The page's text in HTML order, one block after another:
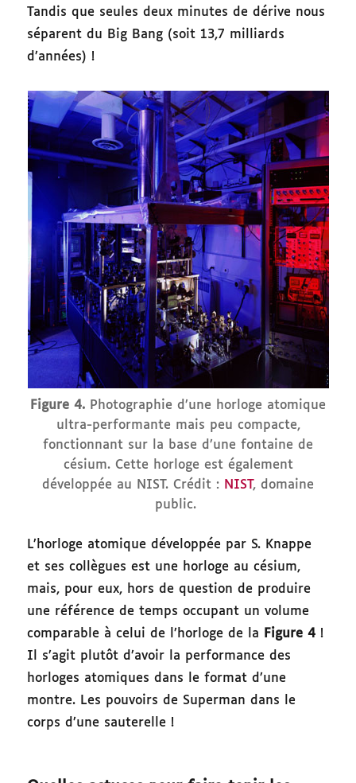
Tandis que seules deux minutes de dérive nous
séparent du Big Bang (soit 13,7 milliards
d’années) !
Figure 4. Photographie d’une horloge atomique
ultra-performante mais peu compacte,
fonctionnant sur la base d’une fontaine de
césium. Cette horloge est également
développée au NIST. Crédit : NIST, domaine
public.
L’horloge atomique développée par S. Knappe
et ses collègues est une horloge au césium,
mais, pour eux, hors de question de produire
une référence de temps occupant un volume
comparable à celui de l’horloge de la
Figure 4 !
Il s’agit plutôt d’avoir la performance des
horloges atomiques dans le format d’une
montre. Les pouvoirs de Superman dans le
corps d’une sauterelle !